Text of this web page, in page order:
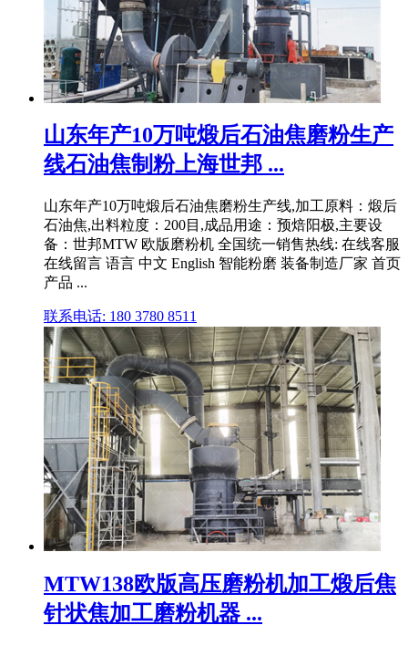
山东年产10万吨煅后石油焦磨粉生产
线石油焦制粉上海世邦 ...
山东年产10万吨煅后石油焦磨粉生产线,加工原料：煅后
石油焦,出料粒度：200目,成品用途：预焙阳极,主要设
备：世邦MTW 欧版磨粉机 全国统一销售热线: 在线客服
在线留言 语言 中文 English 智能粉磨 装备制造厂家 首页
产品 ...
联系电话: 180 3780 8511
MTW138欧版高压磨粉机加工煅后焦
针状焦加工磨粉机器 ...